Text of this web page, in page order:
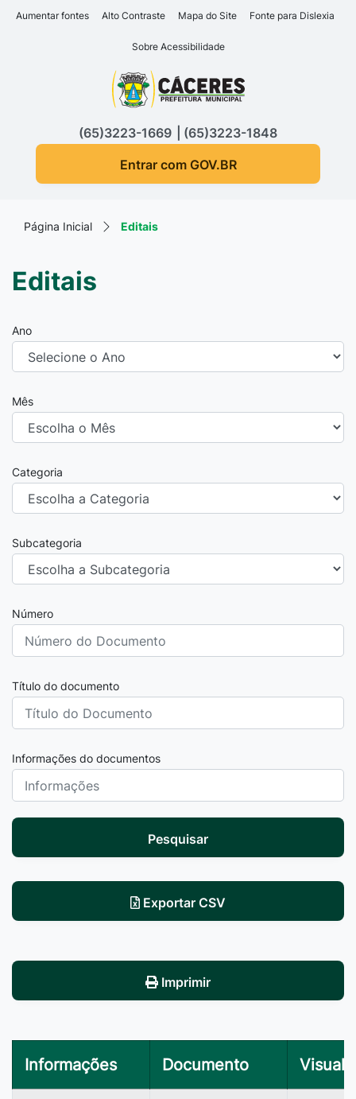
Seção de atalhos e links
Ir para o conteúdo [alt+1]
Ir para o rodapé [alt+4]
Aumentar fontes Alto Contraste Mapa do Site Fonte para Dislexia
Sobre Acessibilidade
Seção do menu principal
(65)3223-1669
(65)3223-1848
Entrar com GOV.BR
Página Inicial Editais
Editais
Ano
Mês
Categoria
Subcategoria
Número
Título do documento
Informações do documentos
Pesquisar
Exportar CSV
Imprimir
Informações Documento